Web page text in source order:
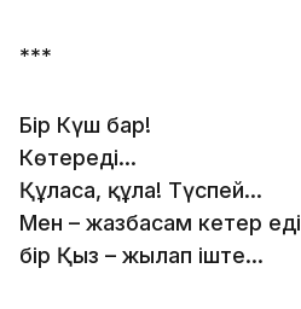
***
Бір Күш бар!
Көтереді...
Құласаң, құла! Түспей...
Мен – жазбасам кетер еді
бір Қыз – жылап іште...